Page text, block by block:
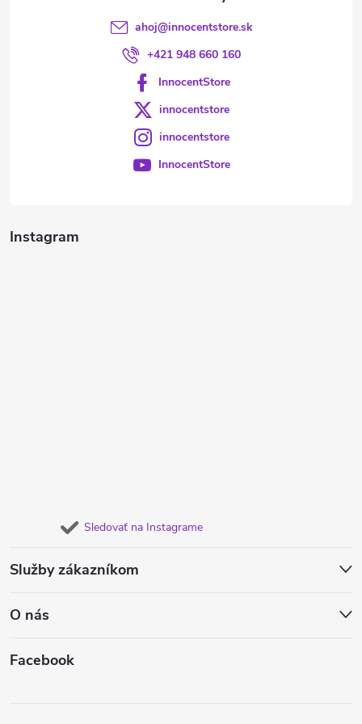
Instagram
Sledovať na Instagrame
Služby zákazníkom
O nás
Facebook
ahoj@innocentstore.sk
+421 948 660 160
InnocentStore
innocentstore
innocentstore
InnocentStore